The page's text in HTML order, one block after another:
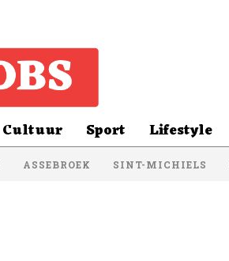
Cultuur Sport Lifestyle
ASSEBROEK SINT-MICHIELS